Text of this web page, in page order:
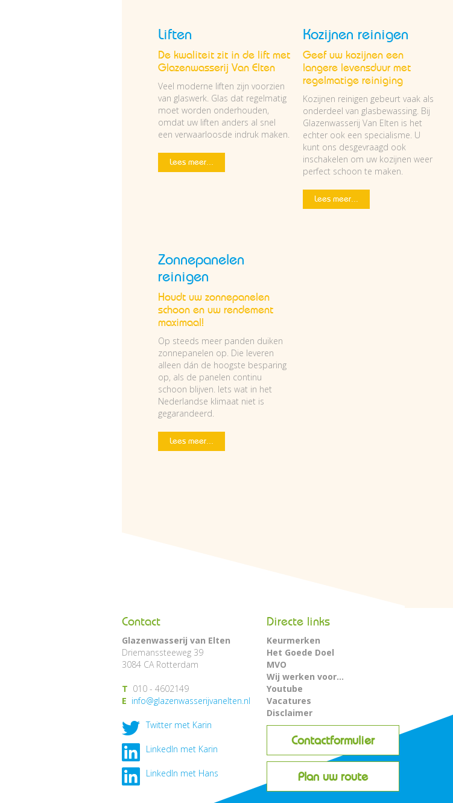
Liften
De kwaliteit zit in de lift met
Glazenwasserij Van Elten
Veel moderne liften zijn voorzien
van glaswerk. Glas dat regelmatig
moet worden onderhouden,
omdat uw liften anders al snel
een verwaarloosde indruk maken.
Lees meer...
Kozijnen reinigen
Geef uw kozijnen een
langere levensduur met
regelmatige reiniging
Kozijnen reinigen gebeurt vaak als
onderdeel van glasbewassing. Bij
Glazenwasserij Van Elten is het
echter ook een specialisme. U
kunt ons desgevraagd ook
inschakelen om uw kozijnen weer
perfect schoon te maken.
Lees meer...
Zonnepanelen
reinigen
Houdt uw zonnepanelen
schoon en uw rendement
maximaal!
Op steeds meer panden duiken
zonnepanelen op. Die leveren
alleen dán de hoogste besparing
op, als de panelen continu
schoon blijven. Iets wat in het
Nederlandse klimaat niet is
gegarandeerd.
Lees meer...
Contact
Glazenwasserij van Elten
Driemanssteeweg 39
3084 CA Rotterdam
T 010 - 4602149
E info@glazenwasserijvanelten.nl
Twitter met Karin
LinkedIn met Karin
LinkedIn met Hans
Contactformulier
Plan uw route
Directe links
Keurmerken
Het Goede Doel
MVO
Wij werken voor...
Youtube
Vacatures
Disclaimer